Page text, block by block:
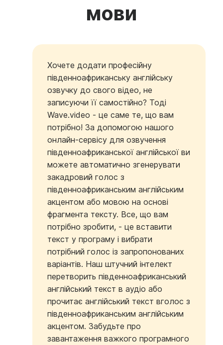
мови
Хочете додати професійну
південноафриканську англійську
озвучку до свого відео, не
записуючи її самостійно? Тоді
Wave.video - це саме те, що вам
потрібно! За допомогою нашого
онлайн-сервісу для озвучення
південноафриканської англійської ви
можете автоматично згенерувати
закадровий голос з
південноафриканським англійським
акцентом або мовою на основі
фрагмента тексту. Все, що вам
потрібно зробити, - це вставити
текст у програму і вибрати
потрібний голос із запропонованих
варіантів. Наш штучний інтелект
перетворить південноафриканський
англійський текст в аудіо або
прочитає англійський текст вголос з
південноафриканським англійським
акцентом. Забудьте про
завантаження важкого програмного